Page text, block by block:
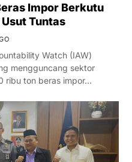
Impor Berkutu
Tuntas
Watch (IAW)
mengguncang sektor
ribu ton beras impor…